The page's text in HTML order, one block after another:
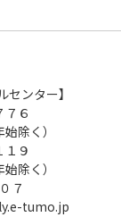
センター】
６
除く）
９
除く）
７
tumo.jp